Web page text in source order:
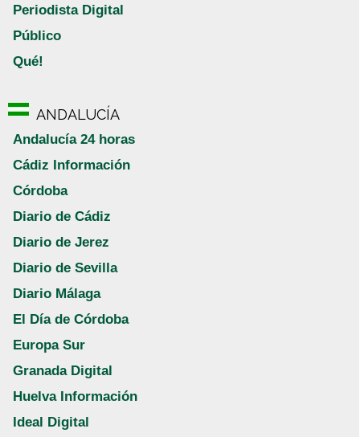
Periodista Digital
Público
Qué!
ANDALUCÍA
Andalucía 24 horas
Cádiz Información
Córdoba
Diario de Cádiz
Diario de Jerez
Diario de Sevilla
Diario Málaga
El Día de Córdoba
Europa Sur
Granada Digital
Huelva Información
Ideal Digital